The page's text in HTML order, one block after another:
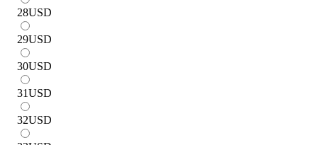
28USD
29USD
30USD
31USD
32USD